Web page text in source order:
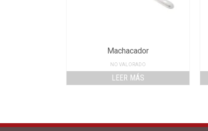
Machacador
NO VALORADO
LEER MÁS